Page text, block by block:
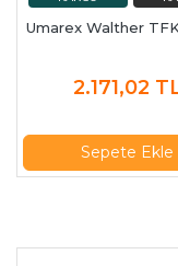
Umarex Walther TFK
2.171,02
Sepete Ekle